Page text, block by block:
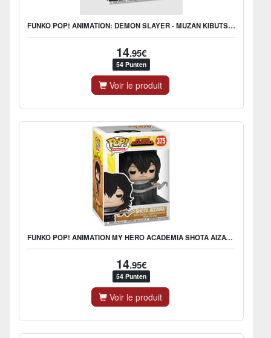
FUNKO POP! ANIMATION: DEMON SLAYER - MUZAN KIBUTSUJI
14.95€
54 Punten
Voir le produit
FUNKO POP! ANIMATION MY HERO ACADEMIA SHOTA AIZAWA
14.95€
54 Punten
Voir le produit